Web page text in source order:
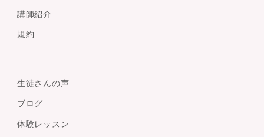
講師紹介
規約
生徒さんの声
ブログ
体験レッスン